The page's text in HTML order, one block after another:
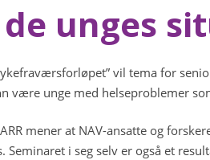
unges
vil tema for
være unge med helseproblemer
ARR mener at NAV-ansatte og
Seminaret i seg selv er også et